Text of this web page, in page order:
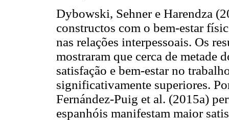
Dybowski, Sehner e Harendza
constructos com o bem-estar
nas relações interpessoais. Os
mostraram que cerca de metade
satisfação e bem-estar no
significativamente superiores.
Fernández-Puig et al. (2015a)
espanhóis manifestam maior